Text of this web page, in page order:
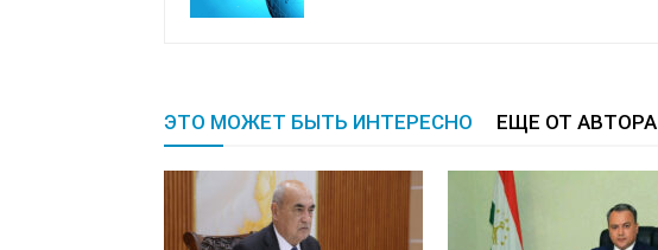
ЭТО МОЖЕТ БЫТЬ ИНТЕРЕСНО ЕЩЕ ОТ АВТОРА